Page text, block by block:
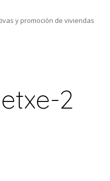
y promoción de viviendas
2